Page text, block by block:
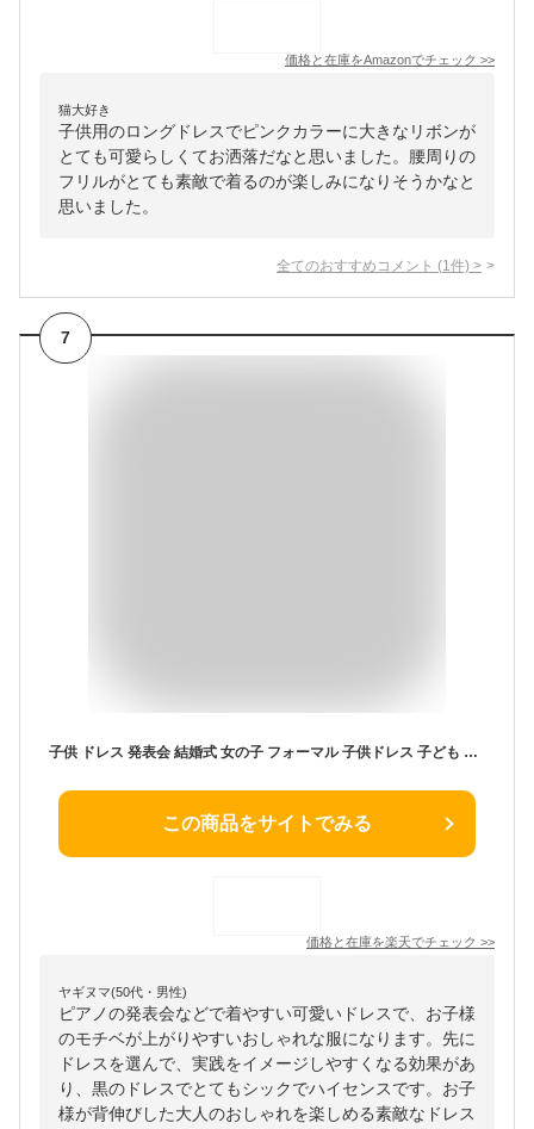
価格と在庫をAmazonでチェック >>
猫大好き
子供用のロングドレスでピンクカラーに大きなリボンが
とても可愛らしくてお洒落だなと思いました。腰周りの
フリルがとても素敵で着るのが楽しみになりそうかなと
思いました。
全てのおすすめコメント (1 件) >
7
子供 ドレス 発表会 結婚式 女の子 フォーマル 子供ドレス 子ども こども 子供用 子供服 入学式 入園式 卒業式 卒園式 結婚 発表ピアノ ワンピース スーツ キッズドレス 発表会ドレス 黒 ブラック ネイビー ベージュ レース ベビー・マタニティ
この商品をサイトでみる
価格と在庫を楽天でチェック >>
ヤギヌマ(50代・男性)
ピアノの発表会などで着やすい可愛いドレスで、お子様
のモチベが上がりやすいおしゃれな服になります。先に
ドレスを選んで、実践をイメージしやすくなる効果があ
り、黒のドレスでとてもシックでハイセンスです。お子
様が背伸びした大人のおしゃれを楽しめる素敵なドレス